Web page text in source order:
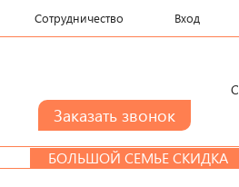
Сотрудничество Вход
БОЛЬШОЙ СЕМЬЕ СКИДКА